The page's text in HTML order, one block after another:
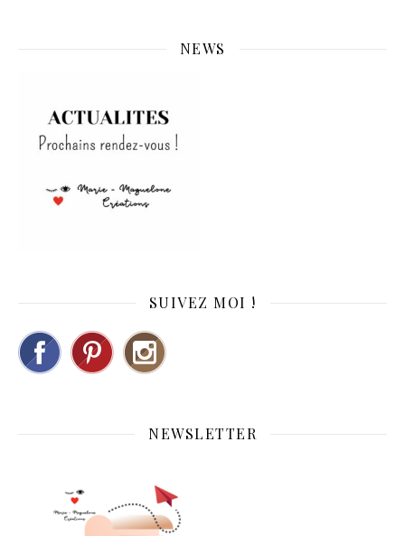
NEWS
SUIVEZ MOI !
NEWSLETTER